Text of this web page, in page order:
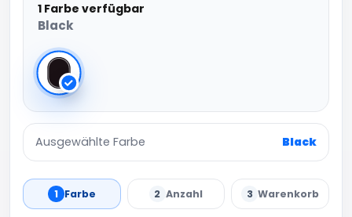
1 Farbe verfügbar
Black
Black
Ausgewählte Farbe Black
1 Farbe 2 Anzahl 3 Warenkorb